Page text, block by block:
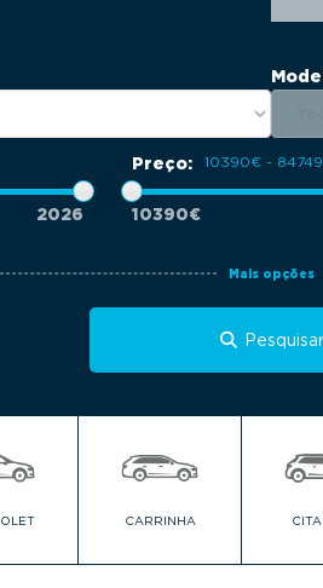
2026
Preço:
10390€
Mais opções
Pesquisar
CARRINHA